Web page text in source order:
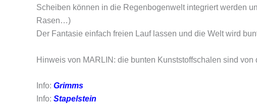
Scheiben können in die Regenbogenwelt integriert werden
Rasen…)
Der Fantasie einfach freien Lauf lassen und die Welt wird
Hinweis von MARLIN: die bunten Kunststoffschalen sind von
Info: Grimms
Info: Stapelstein